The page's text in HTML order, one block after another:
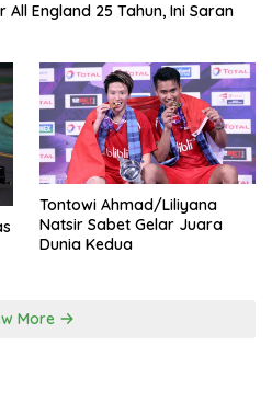
All England 25 Tahun, Ini Saran
Tontowi Ahmad/Liliyana
Natsir Sabet Gelar Juara
Dunia Kedua
More